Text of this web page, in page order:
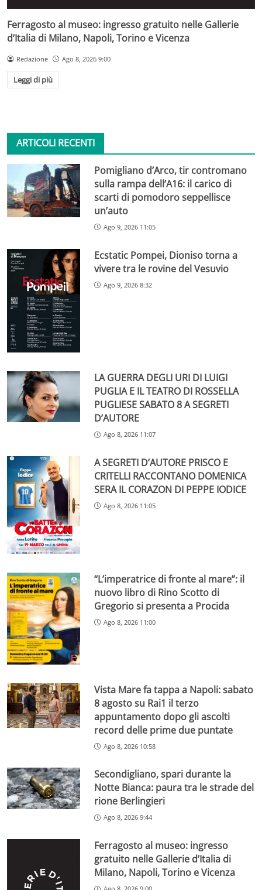
Ferragosto al museo: ingresso gratuito nelle Gallerie
d’Italia di Milano, Napoli, Torino e Vicenza
Redazione Ago 8, 2026 9:00
Leggi di più
ARTICOLI RECENTI
Pomigliano d’Arco, tir contromano
sulla rampa dell’A16: il carico di
scarti di pomodoro seppellisce
un’auto
Ago 9, 2026 11:05
Ecstatic Pompei, Dioniso torna a
vivere tra le rovine del Vesuvio
Ago 9, 2026 8:32
LA GUERRA DEGLI URI DI LUIGI
PUGLIA E IL TEATRO DI ROSSELLA
PUGLIESE SABATO 8 A SEGRETI
D’AUTORE
Ago 8, 2026 11:07
A SEGRETI D’AUTORE PRISCO E
CRITELLI RACCONTANO DOMENICA
SERA IL CORAZON DI PEPPE IODICE
Ago 8, 2026 11:05
“L’imperatrice di fronte al mare”: il
nuovo libro di Rino Scotto di
Gregorio si presenta a Procida
Ago 8, 2026 11:00
Vista Mare fa tappa a Napoli: sabato
8 agosto su Rai1 il terzo
appuntamento dopo gli ascolti
record delle prime due puntate
Ago 8, 2026 10:58
Secondigliano, spari durante la
Notte Bianca: paura tra le strade del
rione Berlingieri
Ago 8, 2026 9:44
Ferragosto al museo: ingresso
gratuito nelle Gallerie d’Italia di
Milano, Napoli, Torino e Vicenza